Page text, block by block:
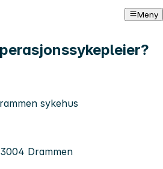
Meny
sykehus
Drammen